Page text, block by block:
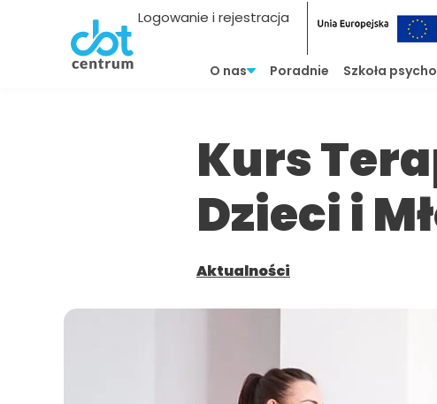
Logowanie i rejestracja
O nas Poradnie Szkoła
Kurs
Dzieci i
Aktualności